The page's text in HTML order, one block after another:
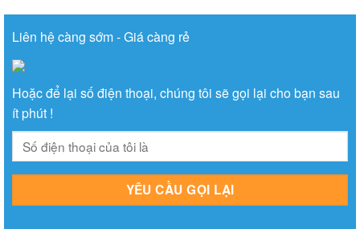
Liên hệ càng sớm - Giá càng rẻ
Hoặc để lại số điện thoại, chúng tôi sẽ gọi lại cho bạn sau
ít phút !